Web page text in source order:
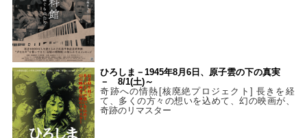
ひろしま－1945年8月6日、原子雲の下の真実
－ 8/1(土)～
奇跡への情熱[核廃絶プロジェクト] 長きを経
て、多くの方々の想いを込めて、幻の映画が、
奇跡のリマスター